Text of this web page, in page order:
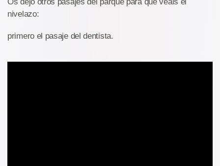
nivelazo:
primero el pasaje del dentista.